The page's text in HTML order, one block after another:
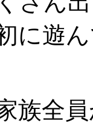
に遊
族全